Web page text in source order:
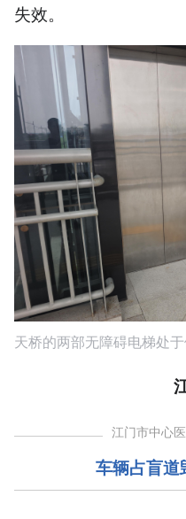
失效。
天桥的两部无障碍电梯处于
江门市中心
车辆占盲道